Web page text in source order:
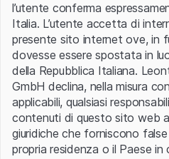
Errore
l’utente conferma
Italia. L’utente accetta di
presente sito internet ove, in
dovesse essere spostata in
della Repubblica Italiana.
GmbH declina, nella misura
applicabili, qualsiasi
contenuti di questo sito web
giuridiche che forniscono
propria residenza o il Paese in